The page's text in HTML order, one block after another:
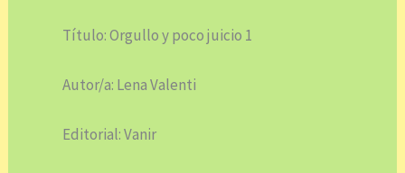
Título: Orgullo y poco juicio 1
Autor/a: Lena Valenti
Editorial: Vanir